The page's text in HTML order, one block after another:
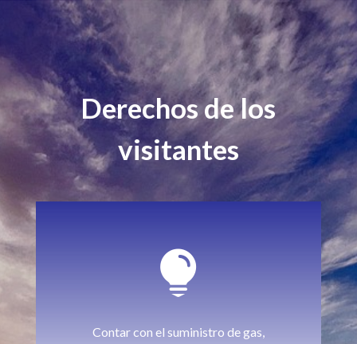
Derechos de los
visitantes

Contar con el suministro de gas,